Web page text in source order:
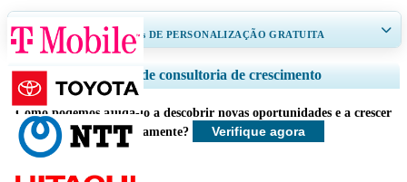
RECEBA DE 30 A 60 horas DE PERSONALIZAÇÃO GRATUITA
Ampliar a cobertura regional e por país, Análise de segmentos, Perfis de
empresas, Benchmarking competitivo, e insights sobre o usuário final.
Personalizar agora
Serviços de consultoria de crescimento
Como podemos ajudá-lo a descobrir novas oportunidades e a crescer
mais rapidamente?
Verifique agora